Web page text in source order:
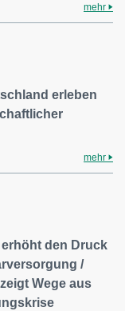
mehr
erleben
mehr
den Druck
/
Wege aus